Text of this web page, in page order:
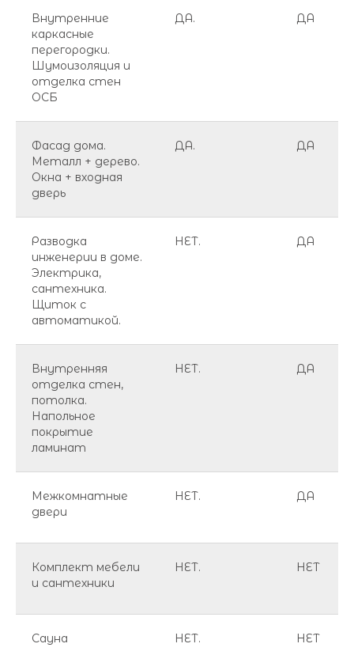
Внутренние
каркасные
перегородки.
Шумоизоляция и
отделка стен
ОСБ
ДА. ДА
Фасад дома.
Металл + дерево.
Окна + входная
дверь
ДА. ДА
Разводка
инженерии в доме.
Электрика,
сантехника.
Щиток с
автоматикой.
НЕТ. ДА
Внутренняя
отделка стен,
потолка.
Напольное
покрытие
ламинат
НЕТ. ДА
Межкомнатные
двери
НЕТ. ДА
Комплект мебели
и сантехники
НЕТ. НЕТ
Сауна НЕТ. НЕТ